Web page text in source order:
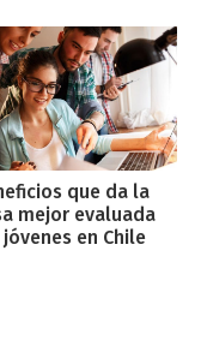
que da la
mejor evaluada
en Chile